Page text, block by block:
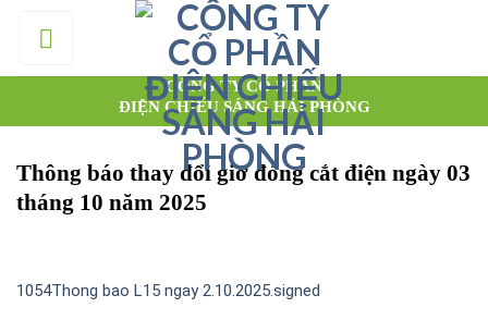
CÔNG TY CỔ PHẦN
ĐIỆN CHIẾU SÁNG HẢI PHÒNG
Thông báo thay đổi giờ đóng cắt điện ngày 03
tháng 10 năm 2025
1054Thong bao L15 ngay 2.10.2025.signed